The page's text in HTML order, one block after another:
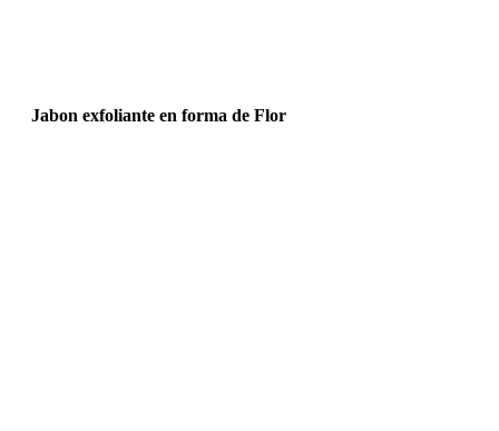
Jabon exfoliante en forma de Flor